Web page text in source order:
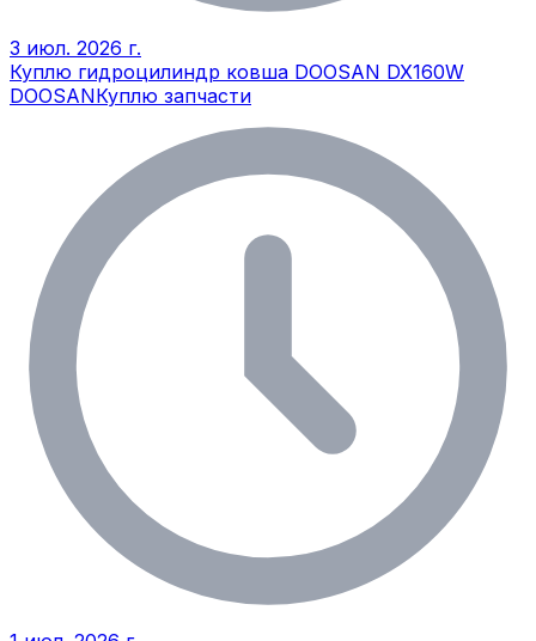
3 июл. 2026 г.
Куплю гидроцилиндр ковша DOOSAN DX160W
DOOSANКуплю запчасти